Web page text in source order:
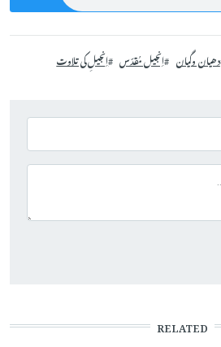
دھیان وگیان اِنجیل مُقدّس اِنجیلِ کی تلاوت
RELATED